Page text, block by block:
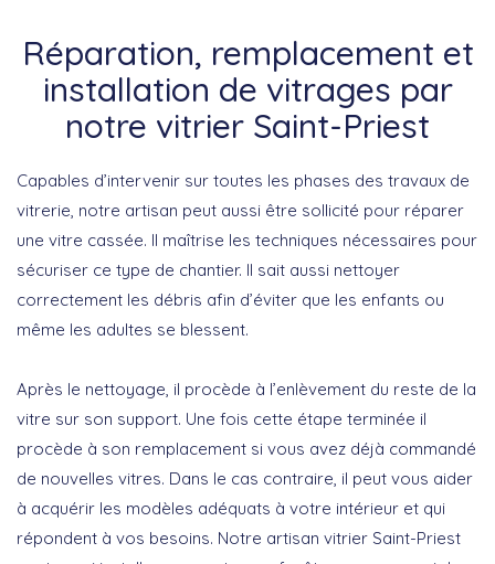
Réparation, remplacement et
installation de vitrages par
notre vitrier Saint-Priest
Capables d’intervenir sur toutes les phases des travaux de
vitrerie, notre artisan peut aussi être sollicité pour réparer
une vitre cassée. Il maîtrise les techniques nécessaires pour
sécuriser ce type de chantier. Il sait aussi nettoyer
correctement les débris afin d’éviter que les enfants ou
même les adultes se blessent.
Après le nettoyage, il procède à l’enlèvement du reste de la
vitre sur son support. Une fois cette étape terminée il
procède à son remplacement si vous avez déjà commandé
de nouvelles vitres. Dans le cas contraire, il peut vous aider
à acquérir les modèles adéquats à votre intérieur et qui
répondent à vos besoins. Notre artisan vitrier Saint-Priest